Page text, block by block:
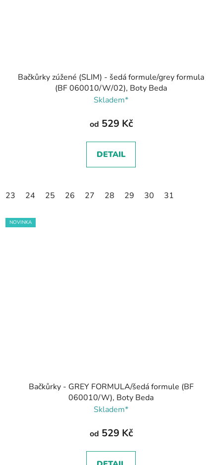
Bačkůrky zúžené (SLIM) - šedá formule/grey formula
(BF 060010/W/02), Boty Beda
Skladem*
od 529 Kč
DETAIL
23 24 25 26 27 28 29 30 31
NOVINKA
Bačkůrky - GREY FORMULA/šedá formule (BF
060010/W), Boty Beda
Skladem*
od 529 Kč